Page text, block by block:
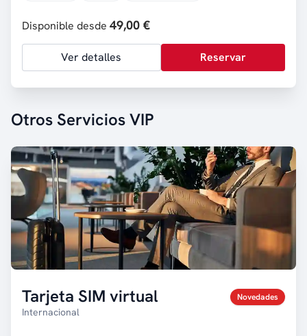
Disponible desde 49,00 €
Ver detalles Reservar
Otros Servicios VIP
Tarjeta SIM virtual
Internacional
Novedades